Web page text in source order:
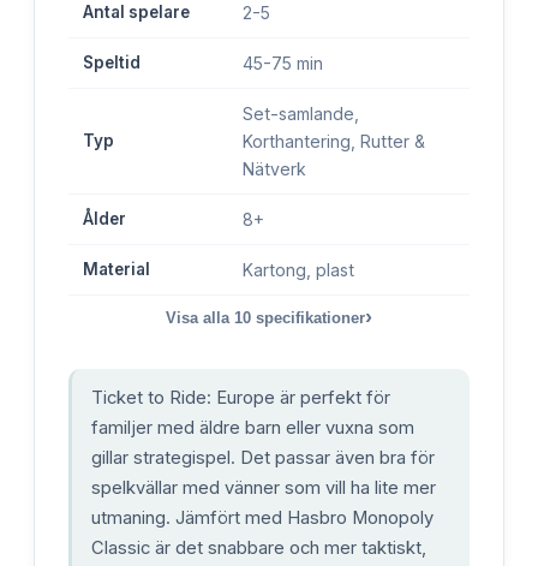
Antal spelare 2-5
Speltid 45-75 min
Typ
Set-samlande,
Korthantering, Rutter &
Nätverk
Ålder 8+
Material Kartong, plast
Visa alla 10 specifikationer›
Ticket to Ride: Europe är perfekt för
familjer med äldre barn eller vuxna som
gillar strategispel. Det passar även bra för
spelkvällar med vänner som vill ha lite mer
utmaning. Jämfört med Hasbro Monopoly
Classic är det snabbare och mer taktiskt,